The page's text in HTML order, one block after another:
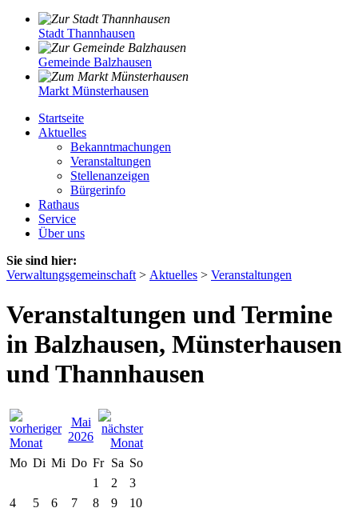
Stadt Thannhausen
Gemeinde Balzhausen
Markt Münsterhausen
Startseite
Aktuelles
Bekanntmachungen
Veranstaltungen
Stellenanzeigen
Bürgerinfo
Rathaus
Service
Über uns
Sie sind hier:
Verwaltungsgemeinschaft > Aktuelles > Veranstaltungen
Veranstaltungen und Termine
in Balzhausen, Münsterhausen
und Thannhausen
Mai
2026
Mo Di Mi Do Fr Sa So
1
2
3
4
5 6 7 8 9
10